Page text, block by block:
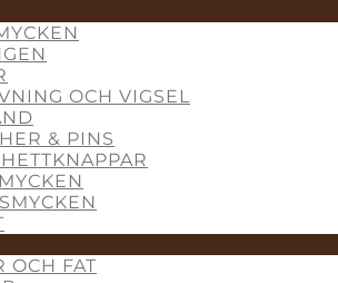
OCH VIGSEL
& PINS
OCH FAT